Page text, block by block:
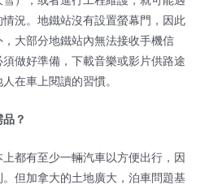
況。地鐵站沒有設置螢幕門，因此
大部分地鐵站內無法接收手機信
做好準備，下載音樂或影片供路途
在車上閱讀的習慣。
？
都有至少一輛汽車以方便出行，因
但加拿大的土地廣大，泊車問題基